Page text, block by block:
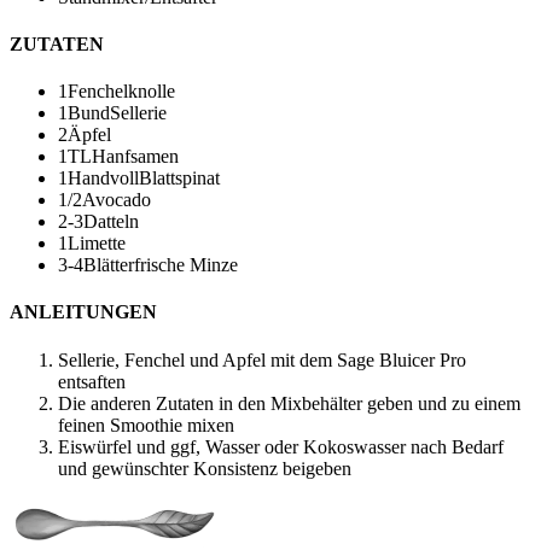
ZUTATEN
1Fenchelknolle
1BundSellerie
2Äpfel
1TLHanfsamen
1HandvollBlattspinat
1/2Avocado
2-3Datteln
1Limette
3-4Blätterfrische Minze
ANLEITUNGEN
Sellerie, Fenchel und Apfel mit dem Sage Bluicer Pro
entsaften
Die anderen Zutaten in den Mixbehälter geben und zu einem
feinen Smoothie mixen
Eiswürfel und ggf, Wasser oder Kokoswasser nach Bedarf
und gewünschter Konsistenz beigeben